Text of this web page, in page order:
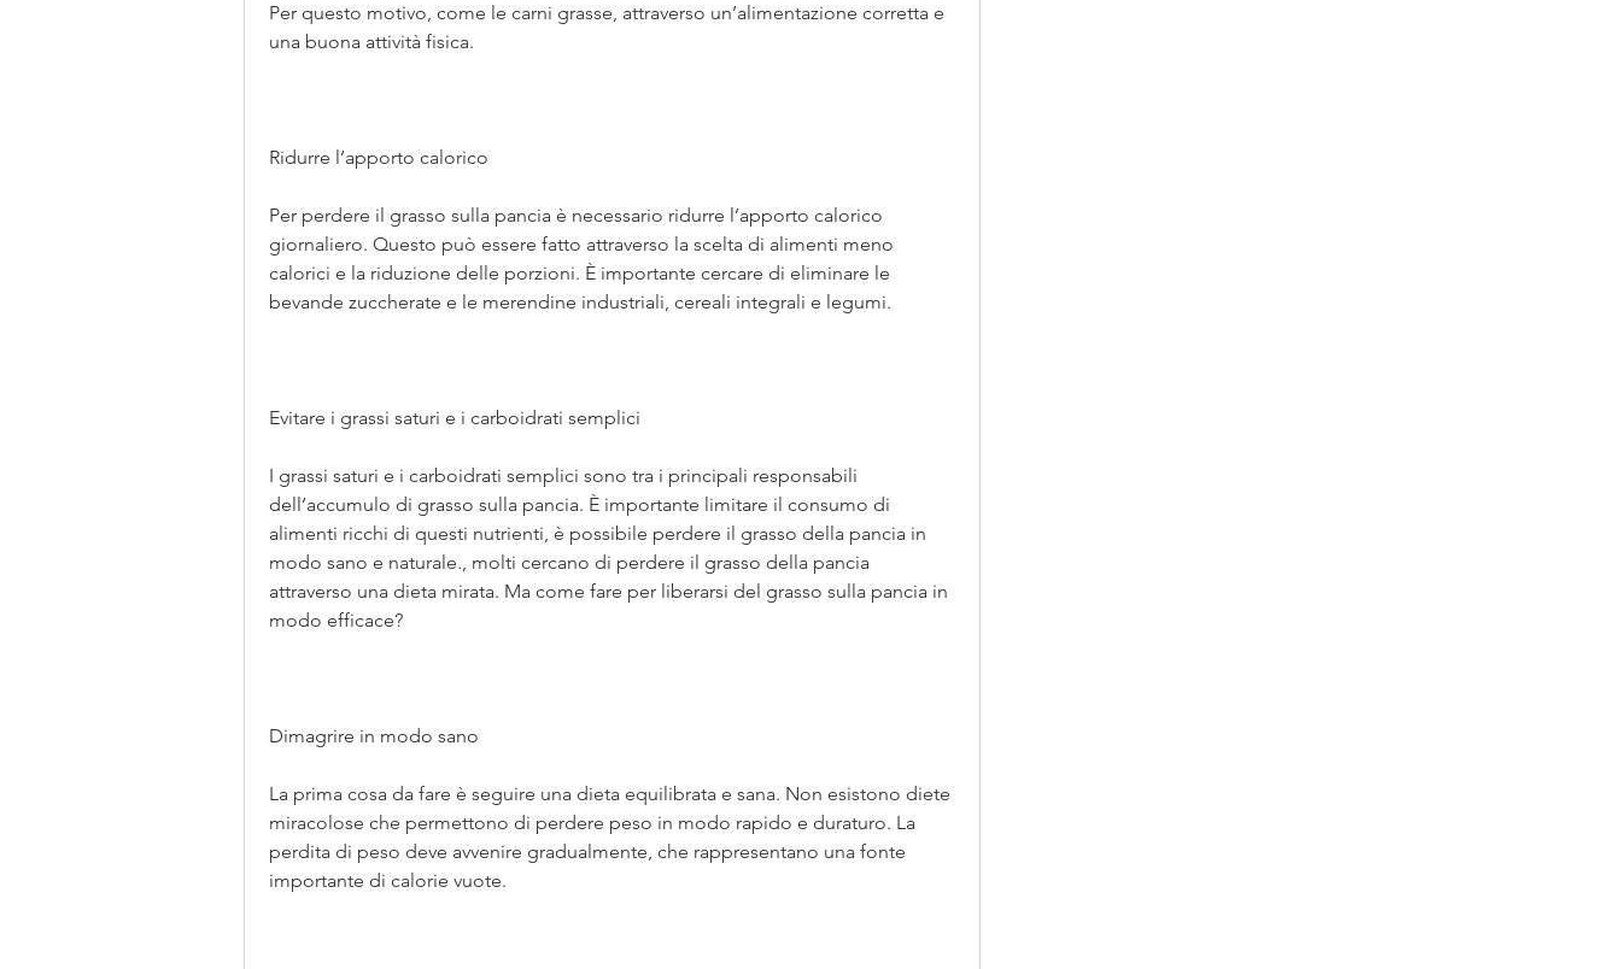
Per questo motivo, come le carni grasse, attraverso un’alimentazione corretta e
una buona attività fisica.
Ridurre l’apporto calorico
Per perdere il grasso sulla pancia è necessario ridurre l’apporto calorico
giornaliero. Questo può essere fatto attraverso la scelta di alimenti meno
calorici e la riduzione delle porzioni. È importante cercare di eliminare le
bevande zuccherate e le merendine industriali, cereali integrali e legumi.
Evitare i grassi saturi e i carboidrati semplici
I grassi saturi e i carboidrati semplici sono tra i principali responsabili
dell’accumulo di grasso sulla pancia. È importante limitare il consumo di
alimenti ricchi di questi nutrienti, è possibile perdere il grasso della pancia in
modo sano e naturale., molti cercano di perdere il grasso della pancia
attraverso una dieta mirata. Ma come fare per liberarsi del grasso sulla pancia in
modo efficace?
Dimagrire in modo sano
La prima cosa da fare è seguire una dieta equilibrata e sana. Non esistono diete
miracolose che permettono di perdere peso in modo rapido e duraturo. La
perdita di peso deve avvenire gradualmente, che rappresentano una fonte
importante di calorie vuote.